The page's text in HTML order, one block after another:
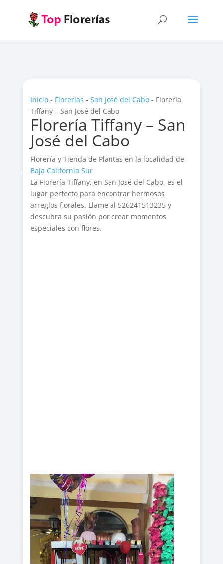
Inicio- Florerías - San José del Cabo- Florería
Tiffany – San José del Cabo
Florería Tiffany – San
José del Cabo
Florería y Tienda de Plantas en la localidad de
Baja California Sur
La Florería Tiffany, en San José del Cabo, es el
lugar perfecto para encontrar hermosos
arreglos florales. Llame al 526241513235 y
descubra su pasión por crear momentos
especiales con flores.